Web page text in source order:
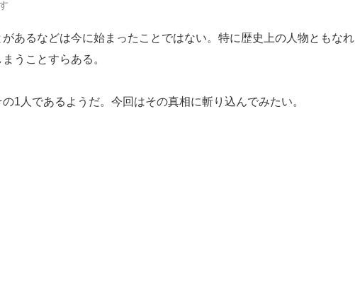
あるなどは今に始まったことではない。特に歴史上の人物ともなれ
うことすらある。
1人であるようだ。今回はその真相に斬り込んでみたい。